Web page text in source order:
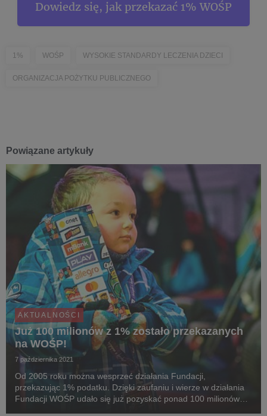
Dowiedz się, jak przekazać 1% WOŚP
1% WOŚP WYSOKIE STANDARDY LECZENIA DZIECI
ORGANIZACJA POŻYTKU PUBLICZNEGO
Powiązane artykuły
AKTUALNOŚCI
Już 100 milionów z 1% zostało przekazanych
na WOŚP!
7 października 2021
Od 2005 roku można wesprzeć działania Fundacji,
przekazując 1% podatku. Dzięki zaufaniu i wierze w działania
Fundacji WOŚP udało się już pozyskać ponad 100 milionów